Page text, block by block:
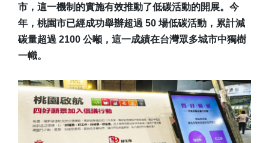
市，這一機制的實施有效推動了低碳活動的開展。今
年，桃園市已經成功舉辦超過 50 場低碳活動，累計減
碳量超過 2100 公噸，這一成績在台灣眾多城市中獨樹
一幟。